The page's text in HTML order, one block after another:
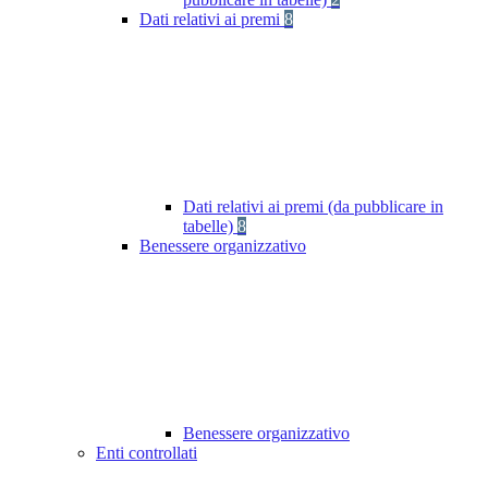
Dati relativi ai premi 8
Dati relativi ai premi (da pubblicare in
tabelle) 8
Benessere organizzativo
Benessere organizzativo
Enti controllati